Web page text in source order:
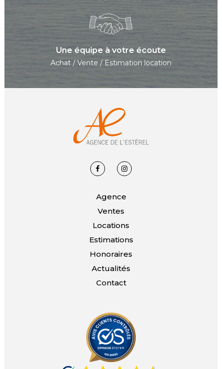
Une équipe à votre écoute
Achat / Vente / Estimation location
Agence
Ventes
Locations
Estimations
Honoraires
Actualités
Contact